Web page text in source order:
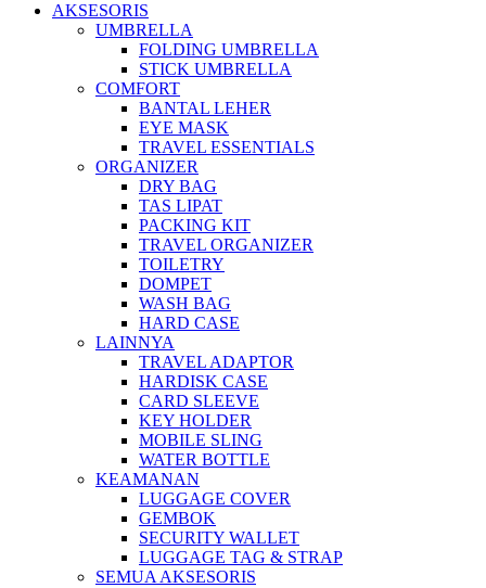
AKSESORIS
UMBRELLA
FOLDING UMBRELLA
STICK UMBRELLA
COMFORT
BANTAL LEHER
EYE MASK
TRAVEL ESSENTIALS
ORGANIZER
DRY BAG
TAS LIPAT
PACKING KIT
TRAVEL ORGANIZER
TOILETRY
DOMPET
WASH BAG
HARD CASE
LAINNYA
TRAVEL ADAPTOR
HARDISK CASE
CARD SLEEVE
KEY HOLDER
MOBILE SLING
WATER BOTTLE
KEAMANAN
LUGGAGE COVER
GEMBOK
SECURITY WALLET
LUGGAGE TAG & STRAP
SEMUA AKSESORIS